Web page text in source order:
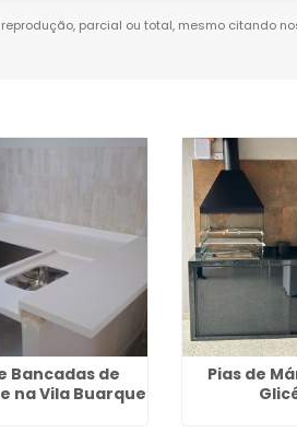
parcial ou total, mesmo citando
Bancadas de
na Vila Buarque
Pias de